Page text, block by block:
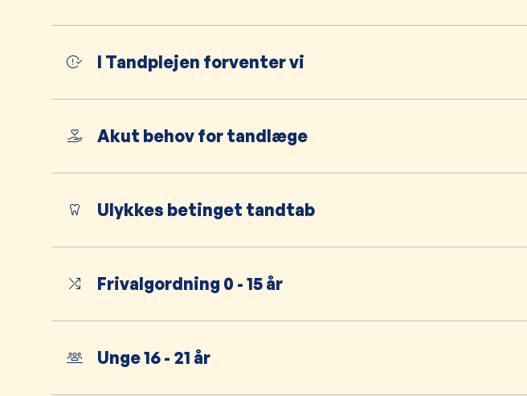
I Tandplejen forventer vi
Akut behov for tandlæge
Ulykkes betinget tandtab
Frivalgordning 0 - 15 år
Unge 16 - 21 år